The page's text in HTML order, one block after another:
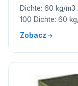
Dichte: 60 kg/
100 Dichte: 60
Zobacz